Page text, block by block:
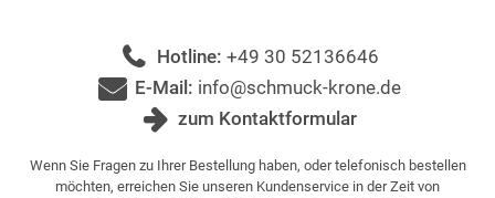
Hotline: +49 30 52136646
E-Mail: info@schmuck-krone.de
zum Kontaktformular
Wenn Sie Fragen zu Ihrer Bestellung haben, oder telefonisch bestellen
möchten, erreichen Sie unseren Kundenservice in der Zeit von